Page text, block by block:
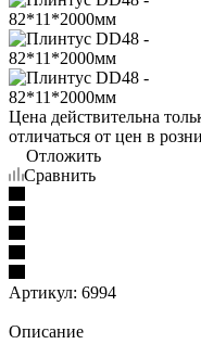
Цена действительна
отличаться от цен в
Отложить
Сравнить
Артикул: 6994
Описание